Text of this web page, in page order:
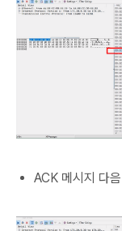
ACK 메시지 다